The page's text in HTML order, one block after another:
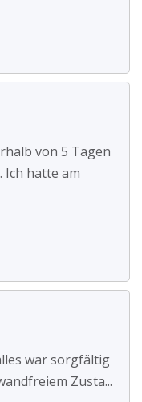
von 5 Tagen
Ich hatte am
war sorgfältig
Zusta...